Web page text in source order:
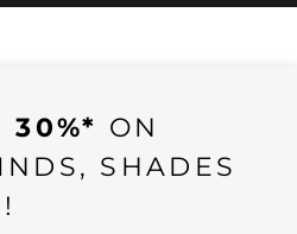
30%* ON
SHADES